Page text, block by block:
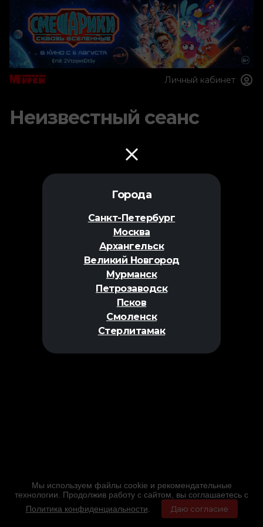
Города
Санкт-Петербург
Москва
Архангельск
Великий Новгород
Мурманск
Петрозаводск
Псков
Смоленск
Стерлитамак
Личный кабинет
Неизвестный сеанс
Мы используем файлы cookie и рекомендательные
технологии. Продолжив работу с сайтом, вы соглашаетесь с
Политика конфиденциальности
Даю согласие